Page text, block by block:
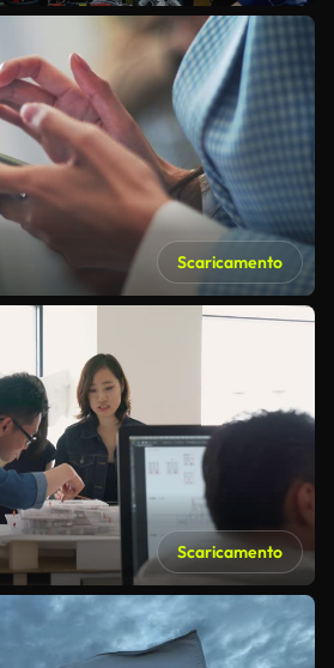
Scaricamento
Scaricamento